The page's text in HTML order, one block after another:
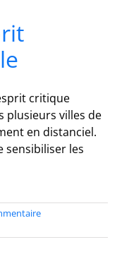
critique
plusieurs villes de
en distanciel.
sensibiliser les